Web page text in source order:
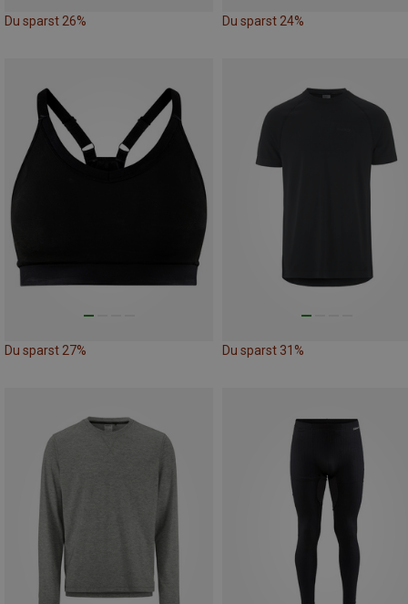
Du sparst 26% Du sparst 24%
Du sparst 27% Du sparst 31%